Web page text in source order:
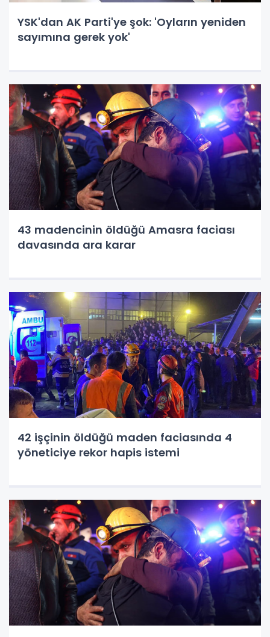
YSK'dan AK Parti'ye şok: 'Oyların yeniden
sayımına gerek yok'
43 madencinin öldüğü Amasra faciası
davasında ara karar
42 işçinin öldüğü maden faciasında 4
yöneticiye rekor hapis istemi